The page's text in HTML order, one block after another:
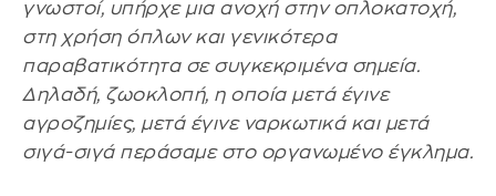
γνωστοί, υπήρχε μια ανοχή στην οπλοκατοχή,
στη χρήση όπλων και γενικότερα
παραβατικότητα σε συγκεκριμένα σημεία.
Δηλαδή, ζωοκλοπή, η οποία μετά έγινε
αγροζημίες, μετά έγινε ναρκωτικά και μετά
σιγά-σιγά περάσαμε στο οργανωμένο έγκλημα.